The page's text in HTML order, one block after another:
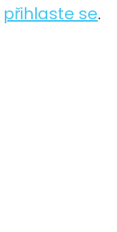
přihlaste se.